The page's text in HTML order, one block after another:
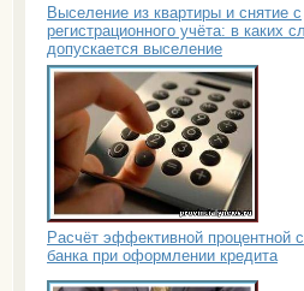
Выселение из квартиры и снятие с
регистрационного учёта: в каких
допускается выселение
Расчёт эффективной процентной
банка при оформлении кредита